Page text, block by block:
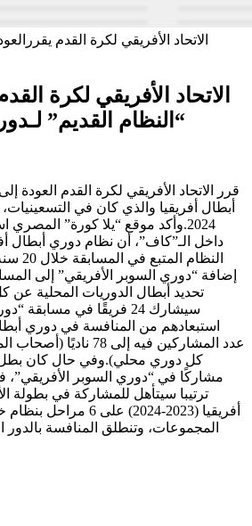
الاتحاد الأفريقي لكرة
“النظام القديم”
قرر الاتحاد الأفريقي لكرة القدم العودة
2024.وأكد موقع “يلا كورة”
داخل الـ”كاف”، أن نظام دوري أبطال
إضافة “دوري السوبر الأفريقي” إلى
سيشارك 24 فريقًا في
استبعادهم من المنافسة في دوري
عدد المشاركين فيه إلى
كل دوري محلي).وفي حال كان بطل
مشاركًا في “دوري السوبر الأفريقي”،
ترتيبا سيتأهل للمشاركة في بطولة
أفريقيا (2023-2024)
المجموعات، وتنطلق المنافسة بالدور